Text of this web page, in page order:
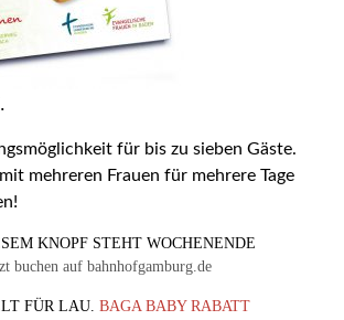
für bis zu sieben Gäste.
mehreren Frauen für mehrere Tage
KNOPF STEHT WOCHENENDE
buchen auf bahnhofgamburg.de
FÜR LAU. BAGA BABY RABATT